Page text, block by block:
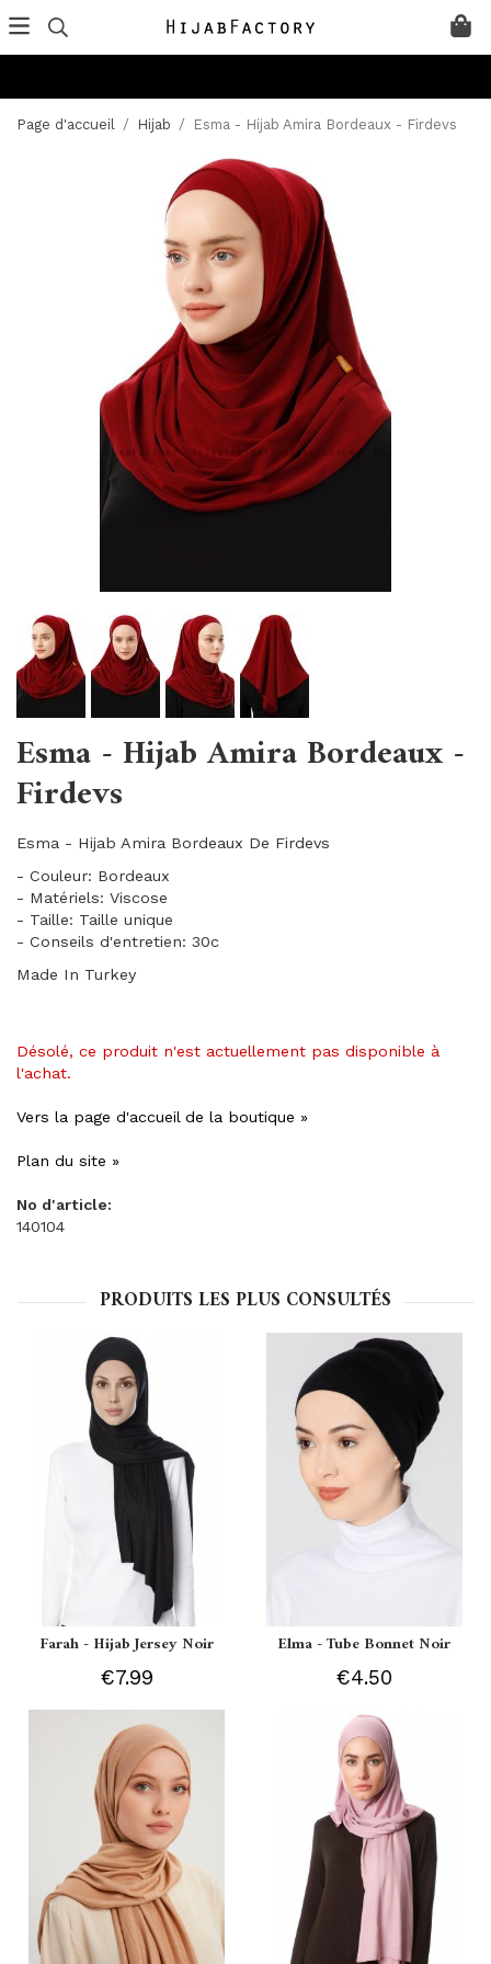
Page d'accueil / Hijab / Esma - Hijab Amira Bordeaux - Firdevs
Esma - Hijab Amira Bordeaux -
Firdevs
Esma - Hijab Amira Bordeaux De Firdevs
- Couleur: Bordeaux
- Matériels: Viscose
- Taille: Taille unique
- Conseils d'entretien: 30c
Made In Turkey
Désolé, ce produit n'est actuellement pas disponible à
l'achat.
Vers la page d'accueil de la boutique »
Plan du site »
No d'article:
140104
PRODUITS LES PLUS CONSULTÉS
Farah - Hijab Jersey Noir
€7.99
Elma - Tube Bonnet Noir
€4.50